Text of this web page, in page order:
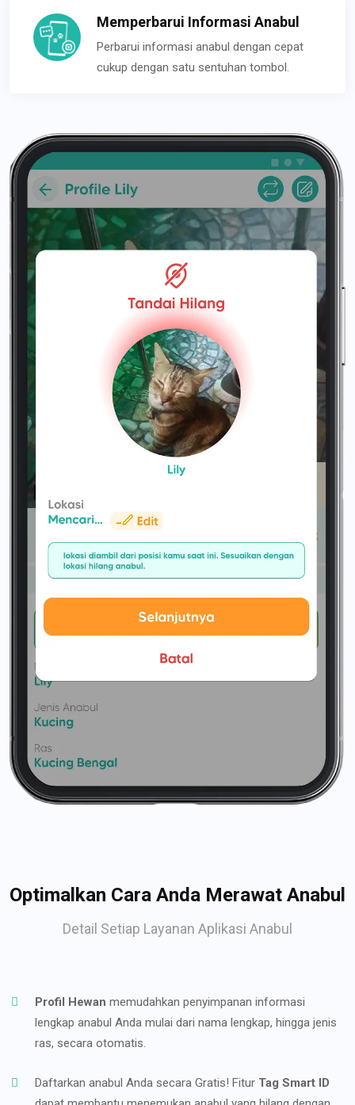
Memperbarui Informasi Anabul
Perbarui informasi anabul dengan cepat
cukup dengan satu sentuhan tombol.
Optimalkan Cara Anda Merawat Anabul
Detail Setiap Layanan Aplikasi Anabul
Profil Hewan memudahkan penyimpanan informasi
lengkap anabul Anda mulai dari nama lengkap, hingga jenis
ras, secara otomatis.
Daftarkan anabul Anda secara Gratis! Fitur Tag Smart ID